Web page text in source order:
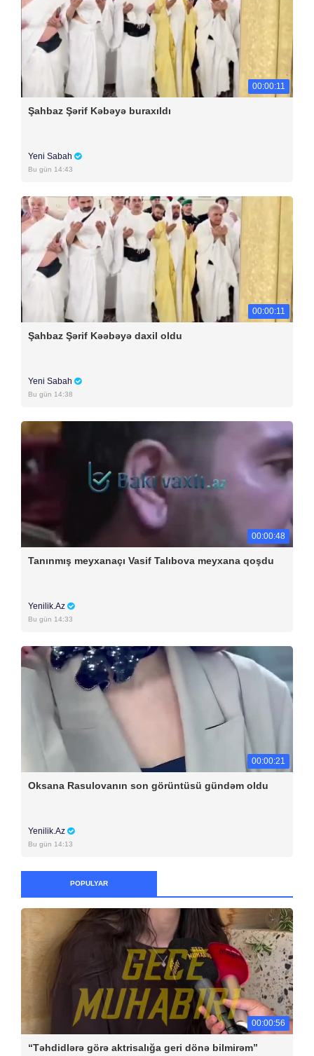
00:00:11
Şahbaz Şərif Kəbəyə buraxıldı
Yeni Sabah
Bu gün 14:43
00:00:11
Şahbaz Şərif Kəəbəyə daxil oldu
Yeni Sabah
Bu gün 14:38
00:00:48
Tanınmış meyxanaçı Vasif Talıbova meyxana qoşdu
Yenilik.Az
Bu gün 14:33
00:00:21
Oksana Rasulovanın son görüntüsü gündəm oldu
Yenilik.Az
Bu gün 14:13
POPULYAR
00:00:56
“Təhdidlərə görə aktrisalığa geri dönə bilmirəm”